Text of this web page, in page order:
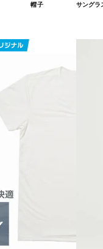
帽子 サングラ